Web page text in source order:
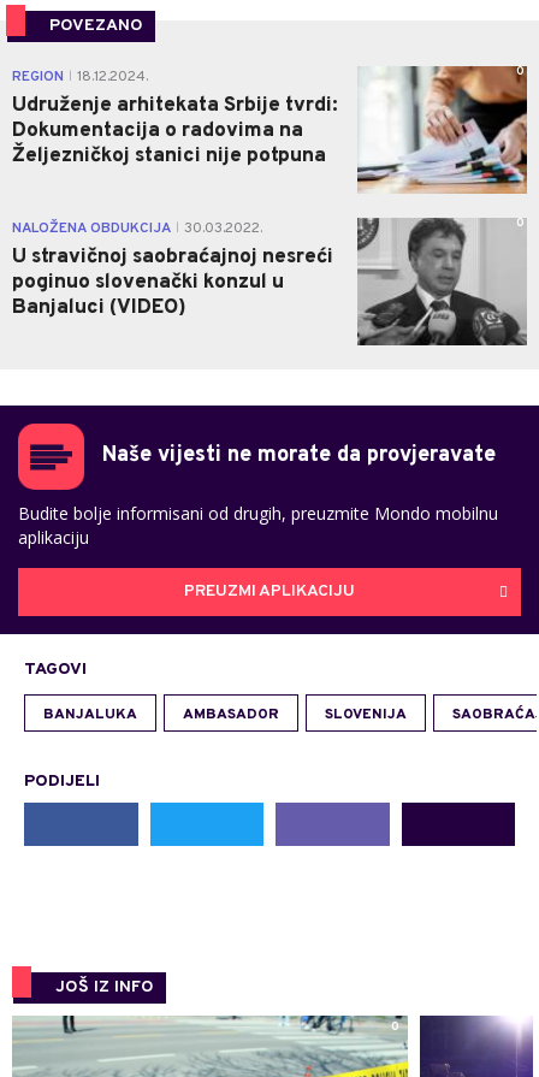
POVEZANO
REGION 18.12.2024.
Udruženje arhitekata Srbije tvrdi:
Dokumentacija o radovima na
Željezničkoj stanici nije potpuna
0
NALOŽENA OBDUKCIJA 30.03.2022.
U stravičnoj saobraćajnoj nesreći
poginuo slovenački konzul u
Banjaluci (VIDEO)
0
Naše vijesti ne morate da provjeravate
Budite bolje informisani od drugih, preuzmite Mondo mobilnu
aplikaciju
PREUZMI APLIKACIJU
TAGOVI
BANJALUKA AMBASADOR SLOVENIJA
PODIJELI
JOŠ IZ INFO
0